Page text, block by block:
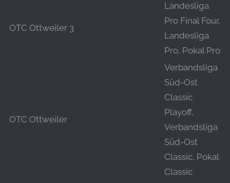
OTC Ottweiler 3
Landesliga
Pro Final Four,
Landesliga
Pro, Pokal Pro
OTC Ottweiler
Verbandsliga
Süd-Ost
Classic
Playoff,
Verbandsliga
Süd-Ost
Classic, Pokal
Classic